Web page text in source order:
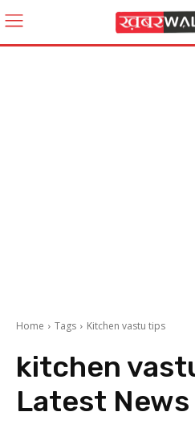
Home Tags Kitchen vastu tips
kitchen
Latest News